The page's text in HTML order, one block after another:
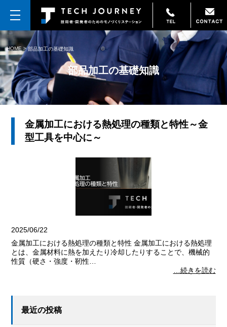
HOME >部品加工の基礎知識
部品加工の基礎知識
金属加工における熱処理の種類と特性～金
型工具を中心に～
2025/06/22
金属加工における熱処理の種類と特性 金属加工における熱処理
とは、金属材料に熱を加えたり冷却したりすることで、機械的
性質（硬さ・強度・靭性…
…続きを読む
最近の投稿